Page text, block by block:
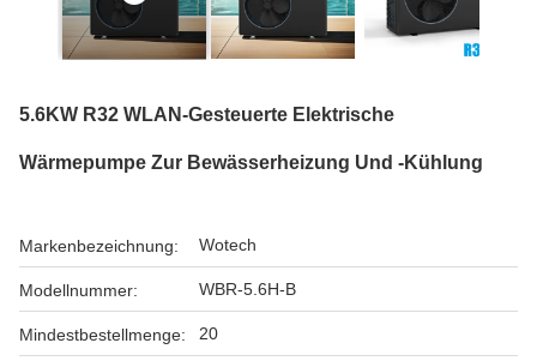
5.6KW R32 WLAN-Gesteuerte Elektrische
Wärmepumpe Zur Bewässerheizung Und -kühlung
Markenbezeichnung: Wotech
Modellnummer: WBR-5.6H-B
Mindestbestellmenge: 20